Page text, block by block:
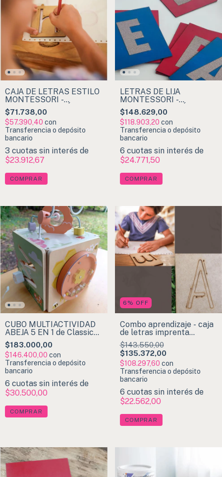
CAJA DE LETRAS ESTILO
MONTESSORI -
IMPRENTA MINÚSCULA
$71.738,00
$57.390,40 con
Transferencia o depósito
bancario
3 cuotas sin interés de
$23.912,67
LETRAS DE LIJA
MONTESSORI -
IMPRENTA MAYÚSCULA
$148.629,00
$118.903,20 con
Transferencia o depósito
bancario
6 cuotas sin interés de
$24.771,50
CUBO MULTIACTIVIDAD
ABEJA 5 EN 1 de Classic
World
$183.000,00
$146.400,00 con
Transferencia o depósito
bancario
6 cuotas sin interés de
$30.500,00
6 % OFF
Combo aprendizaje - caja
de letras imprenta
mayúscula + caja de
letras imprenta
minúscula
$143.550,00
$135.372,00
$108.297,60 con
Transferencia o depósito
bancario
6 cuotas sin interés de
$22.562,00